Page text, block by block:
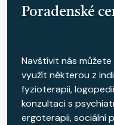
Poradenské
Navštívit nás
využít některou z
fyzioterapii,
konzultaci s
ergoterapii, sociální